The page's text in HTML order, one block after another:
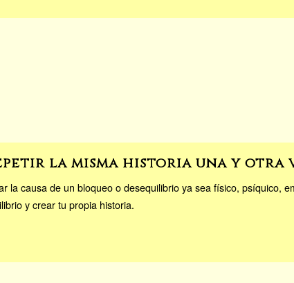
la misma historia una y otra
la causa de un bloqueo o desequilibrio ya sea físico, psíquico,
y crear tu propia historia.